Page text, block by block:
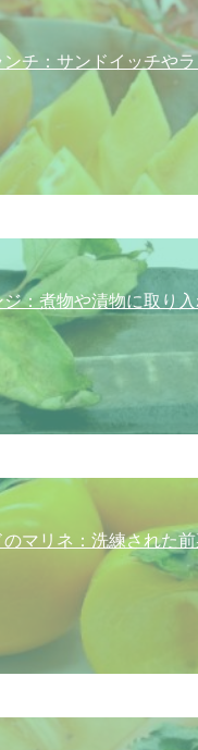
チ：サンドイッチや
：煮物や漬物に取り
マリネ：洗練された